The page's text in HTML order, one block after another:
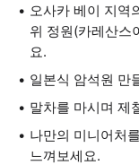
오사카 베이 지역
위 정원(카레산스
요.
일본식 암석원 만
말차를 마시며 제
나만의 미니어처
느껴보세요.